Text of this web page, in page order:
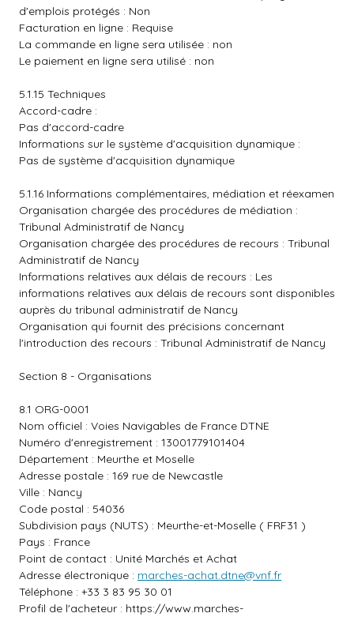
d'emplois protégés : Non
Facturation en ligne : Requise
La commande en ligne sera utilisée : non
Le paiement en ligne sera utilisé : non
5.1.15 Techniques
Accord-cadre :
Pas d'accord-cadre
Informations sur le système d'acquisition dynamique :
Pas de système d'acquisition dynamique
5.1.16 Informations complémentaires, médiation et réexamen
Organisation chargée des procédures de médiation :
Tribunal Administratif de Nancy
Organisation chargée des procédures de recours : Tribunal
Administratif de Nancy
Informations relatives aux délais de recours : Les
informations relatives aux délais de recours sont disponibles
auprès du tribunal administratif de Nancy
Organisation qui fournit des précisions concernant
l'introduction des recours : Tribunal Administratif de Nancy
Section 8 - Organisations
8.1 ORG-0001
Nom officiel : Voies Navigables de France DTNE
Numéro d'enregistrement : 13001779101404
Département : Meurthe et Moselle
Adresse postale : 169 rue de Newcastle
Ville : Nancy
Code postal : 54036
Subdivision pays (NUTS) : Meurthe-et-Moselle ( FRF31 )
Pays : France
Point de contact : Unité Marchés et Achat
Adresse électronique : marches-achat.dtne@vnf.fr
Téléphone : +33 3 83 95 30 01
Profil de l'acheteur : https://www.marches-